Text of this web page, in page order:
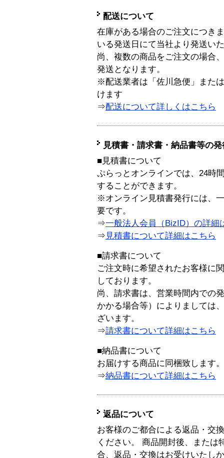
配送について
在庫がある場合のご注文につき
いる発送日にて当社より発送い
尚、複数の商品をご注文の場合
発送となります。
※配送業者は「佐川急便」また
けます
⇒配送について詳しくはこちら
見積書・請求書・納品書等の
■見積書について
ぷらっとオンラインでは、24時
することができます。
※オンライン見積書発行には、
要です。
⇒一般法人会員（BizID）の詳細
⇒ 見積書について詳細はこちら
■請求書について
ご注文時に希望されたお客様に
しております。
尚、請求書は、営業時間内での
かかる場合等）によりましては
ざいます。
⇒請求書について詳細はこちら
■納品書について
お届けする商品に同梱致します。
⇒納品書について詳細はこちら
返品について
お客様のご都合による返品・交
ください。 商品開封後、または
合、返品・交換はお受けいたし